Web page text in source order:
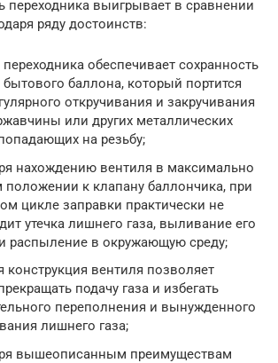
переходника выигрывает в сравнении
ряду достоинств:
обеспечивает сохранность
бытового баллона, который портится
откручивания и закручивания
или других металлических
на резьбу;
нахождению вентиля в максимально
положении к клапану баллончика, при
цикле заправки практически не
утечка лишнего газа, выливание его
распыление в окружающую среду;
конструкция вентиля позволяет
подачу газа и избегать
переполнения и вынужденного
лишнего газа;
вышеописанным преимуществам